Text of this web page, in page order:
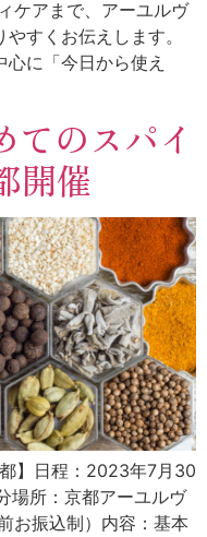
ケアまで、アーユルヴ
すくお伝えします。
に「今日から使え
のスパイ
開催
】日程：2023年7月30
場所：京都アーユルヴ
お振込制）内容：基本